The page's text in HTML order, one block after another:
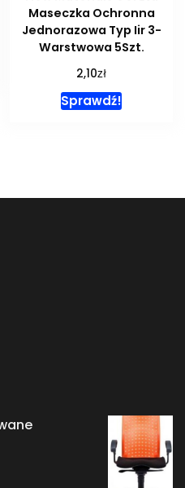
Maseczka Ochronna
Jednorazowa Typ Iir 3-
Warstwowa 5Szt.
2,10zł
Sprawdź!